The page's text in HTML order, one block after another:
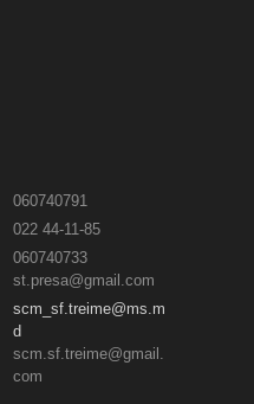
060740791
022 44-11-85
060740733
st.presa@gmail.com
scm_sf.treime@ms.m
d
scm.sf.treime@gmail.
com